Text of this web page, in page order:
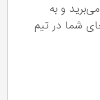
و به
شما در تیم